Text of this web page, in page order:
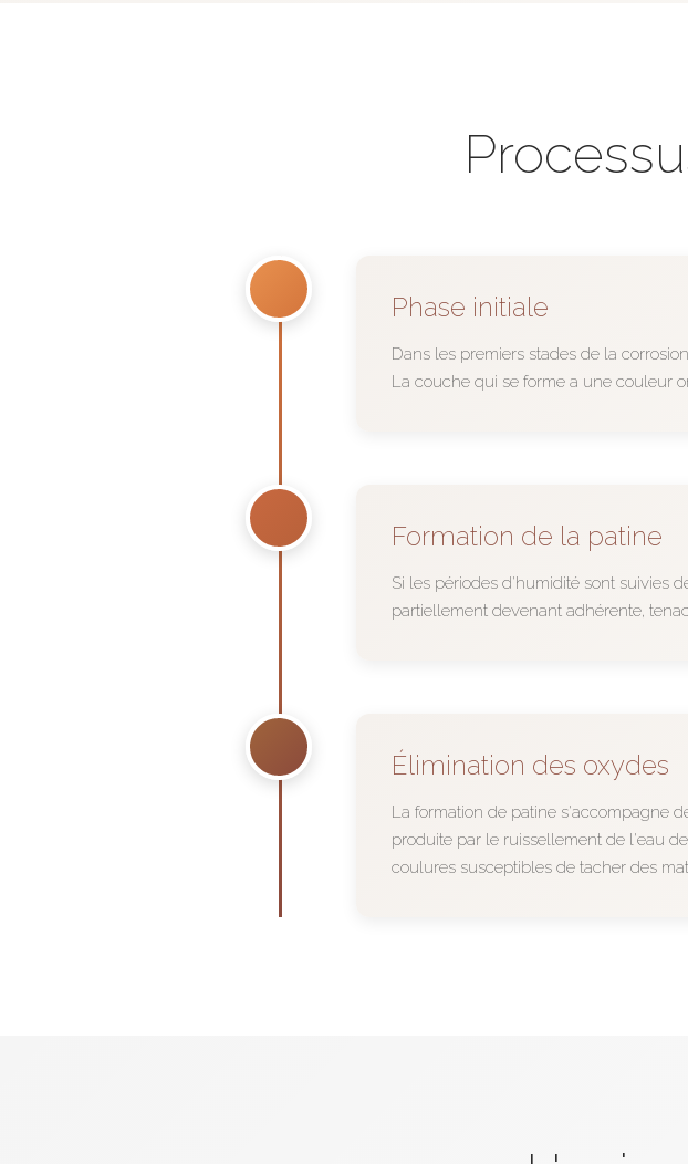
Phase initiale
Dans les premiers stades de la
La couche qui se forme a une couleur
Formation de la patine
Si les périodes d'humidité sont suivies
partiellement devenant adhérente,
Élimination des oxydes
La formation de patine s'accompagne
produite par le ruissellement de l'eau
coulures susceptibles de tacher des